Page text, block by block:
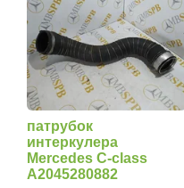
патрубок
интеркулера
Mercedes C-class
A2045280882